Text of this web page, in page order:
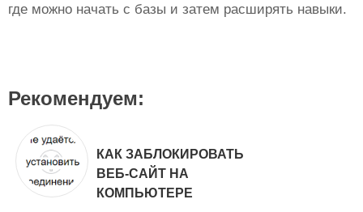
где можно начать с базы и затем расширять навыки.
Рекомендуем:
КАК ЗАБЛОКИРОВАТЬ
ВЕБ-САЙТ НА
КОМПЬЮТЕРЕ